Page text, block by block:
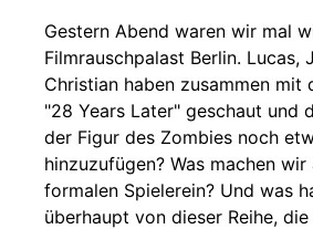
Gestern Abend waren wir mal
Filmrauschpalast Berlin. Lucas,
Christian haben zusammen mit
"28 Years Later" geschaut und
der Figur des Zombies noch
hinzuzufügen? Was machen wir
formalen Spielerein? Und was
überhaupt von dieser Reihe,